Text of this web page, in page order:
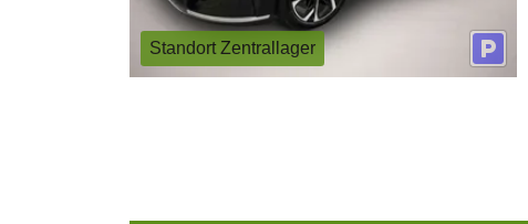
Standort Zentrallager